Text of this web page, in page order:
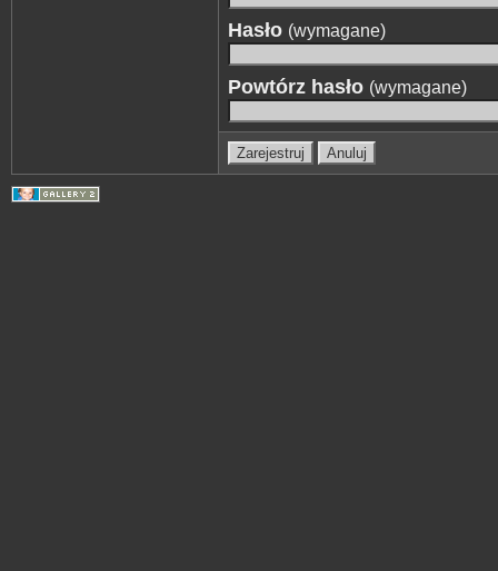
Hasło (wymagane)
Powtórz hasło (wymagane)